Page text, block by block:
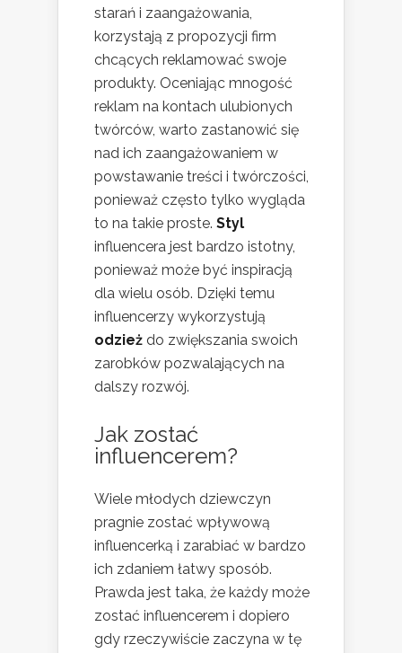
starań i zaangażowania,
korzystają z propozycji firm
chcących reklamować swoje
produkty. Oceniając mnogość
reklam na kontach ulubionych
twórców, warto zastanowić się
nad ich zaangażowaniem w
powstawanie treści i twórczości,
ponieważ często tylko wygląda
to na takie proste. Styl
influencera jest bardzo istotny,
ponieważ może być inspiracją
dla wielu osób. Dzięki temu
influencerzy wykorzystują
odzież do zwiększania swoich
zarobków pozwalających na
dalszy rozwój.
Jak zostać
influencerem?
Wiele młodych dziewczyn
pragnie zostać wpływową
influencerką i zarabiać w bardzo
ich zdaniem łatwy sposób.
Prawda jest taka, że każdy może
zostać influencerem i dopiero
gdy rzeczywiście zaczyna w tę